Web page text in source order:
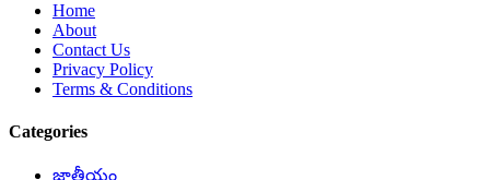
Home
About
Contact Us
Privacy Policy
Terms & Conditions
Categories
జాతీయం